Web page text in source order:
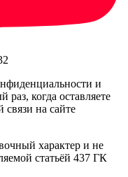
и
раз, когда оставляете
на сайте
характер и не
статьёй 437 ГК